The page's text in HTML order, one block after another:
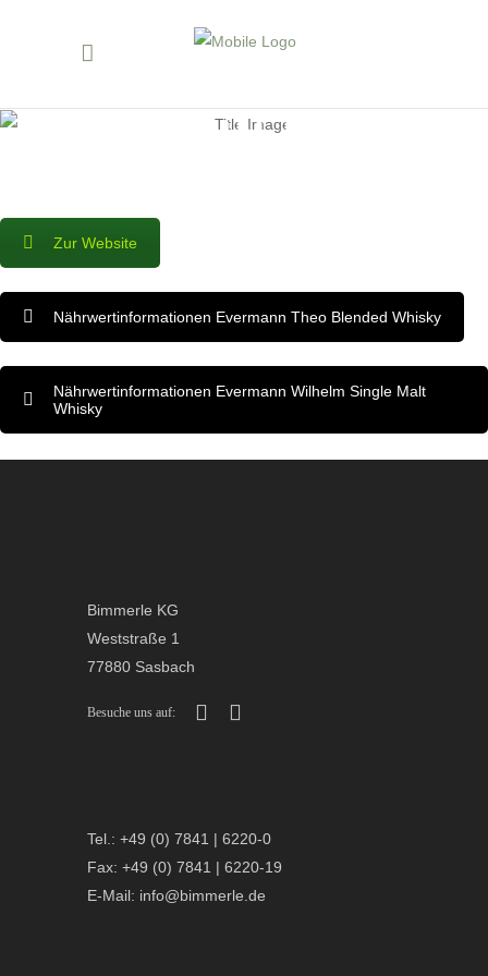
WOHIN DES
Zur Website
Nährwertinformationen Evermann Theo Blended Whisky
Nährwertinformationen Evermann Wilhelm Single Malt
Whisky
Bimmerle KG
Weststraße 1
77880 Sasbach
Besuche uns auf:
Tel.: +49 (0) 7841 | 6220-0
Fax: +49 (0) 7841 | 6220-19
E-Mail: info@bimmerle.de